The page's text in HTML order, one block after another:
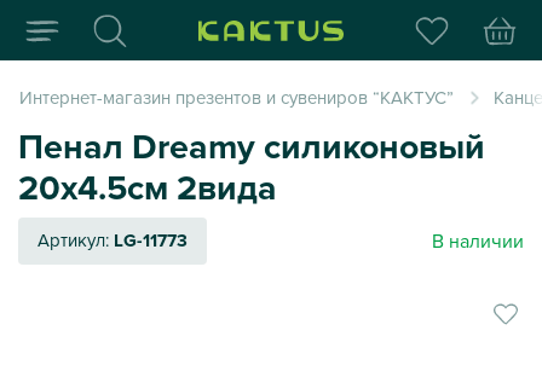
Интернет-магазин
Интернет-магазин презентов и сувениров “КАКТУС”
Пенал Dreamy силиконовый
20х4.5см 2вида
Артикул: LG-11773 В наличии